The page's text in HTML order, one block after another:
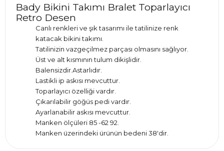
Bady Bikini Takımı Bralet Toparlayıcı
Retro Desen
Canlı renkleri ve şık tasarımı ile tatilinize renk
katacak bikini takımı.
Tatilinizin vazgeçilmez parçası olmasını sağlıyor.
Üst ve alt kısmının tulum dikişlidir.
Balensizdir.Astarlıdır.
Lastikli ip askısı mevcuttur.
Toparlayıcı özelliği vardır.
Çıkarılabilir göğüs pedi vardır.
Ayarlanabilir askısı mevcuttur.
Manken ölçüleri 85 -62 92.
Manken üzerindeki ürünün bedeni 38'dir.